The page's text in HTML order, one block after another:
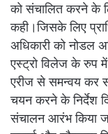
को संचालित करने के
कही।जिसके लिए
अधिकारी को नोडल
एस्ट्रो विलेज के रुप में
एरीज से समन्वय कर
चयन करने के निर्देश
संचालन आरंभ किया